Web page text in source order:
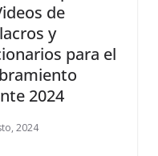
de
y
para el
2024
2024